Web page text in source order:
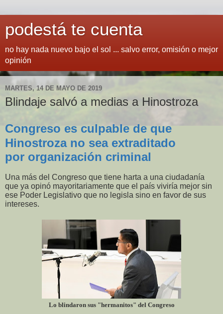
podestá te cuenta
no hay nada nuevo bajo el sol ... salvo error, omisión o mejor
opinión
MARTES, 14 DE MAYO DE 2019
Blindaje salvó a medias a Hinostroza
Congreso es culpable de que
Hinostroza no sea extraditado
por organización criminal
Una más del Congreso que tiene harta a una ciudadanía
que ya opinó mayoritariamente que el país viviría mejor sin
ese Poder Legislativo que no legisla sino en favor de sus
intereses.
Lo blindaron sus "hermanitos" del Congreso